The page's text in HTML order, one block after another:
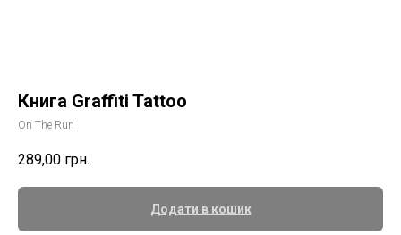
Книга Graffiti Tattoo
On The Run
289,00 грн.
Додати в кошик